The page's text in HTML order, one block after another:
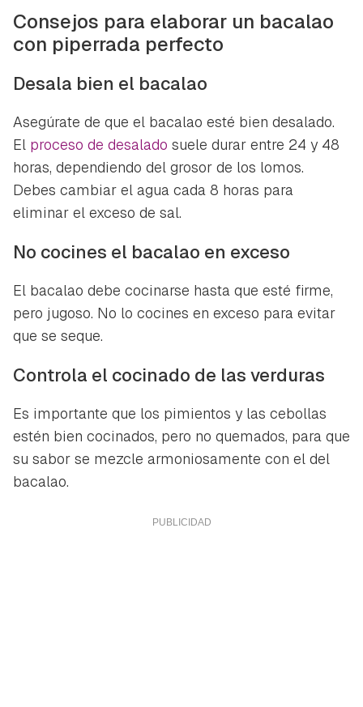
Para poder guardar como favorito, primero has de
iniciar sesión con tu cuenta de Hogarmanía.
Consejos para elaborar un bacalao
con piperrada perfecto
Desala bien el bacalao
Asegúrate de que el bacalao esté bien desalado.
El proceso de desalado suele durar entre 24 y 48
horas, dependiendo del grosor de los lomos.
Debes cambiar el agua cada 8 horas para
eliminar el exceso de sal.
No cocines el bacalao en exceso
El bacalao debe cocinarse hasta que esté firme,
pero jugoso. No lo cocines en exceso para evitar
que se seque.
Controla el cocinado de las verduras
Es importante que los pimientos y las cebollas
estén bien cocinados, pero no quemados, para que
su sabor se mezcle armoniosamente con el del
bacalao.
Gracias por suscribirte a nuestro boletín.